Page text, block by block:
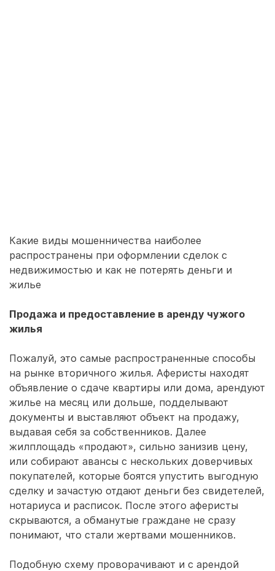
Какие виды мошенничества наиболее
распространены при оформлении сделок с
недвижимостью и как не потерять деньги и
жилье
Продажа и предоставление в аренду чужого
жилья
Пожалуй, это самые распространенные способы
на рынке вторичного жилья. Аферисты находят
объявление о сдаче квартиры или дома, арендуют
жилье на месяц или дольше, подделывают
документы и выставляют объект на продажу,
выдавая себя за собственников. Далее
жилплощадь «продают», сильно занизив цену,
или собирают авансы с нескольких доверчивых
покупателей, которые боятся упустить выгодную
сделку и зачастую отдают деньги без свидетелей,
нотариуса и расписок. После этого аферисты
скрываются, а обманутые граждане не сразу
понимают, что стали жертвами мошенников.
Подобную схему проворачивают и с арендой